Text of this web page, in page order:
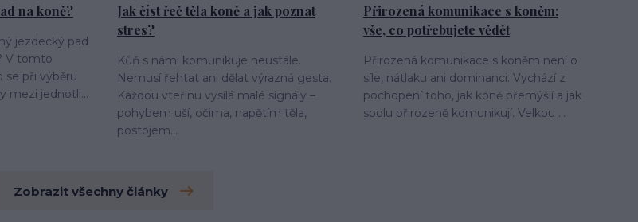
na koně?
jezdecký pad
V tomto
se při výběru
mezi jednotli...
Jak číst řeč těla koně a jak poznat
stres?
Kůň s námi komunikuje neustále.
Nemusí řehtat ani dělat výrazná gesta.
Každou vteřinu vysílá malé signály –
pohybem uší, očima, napětím těla,
postojem...
Přirozená komunikace s koněm:
vše, co potřebujete vědět
Přirozená komunikace s koněm není o
síle, nátlaku ani dominanci. Vychází z
pochopení toho, jak koně přemýšlí a jak
spolu přirozeně komunikují. Velkou ...
Zobrazit všechny články